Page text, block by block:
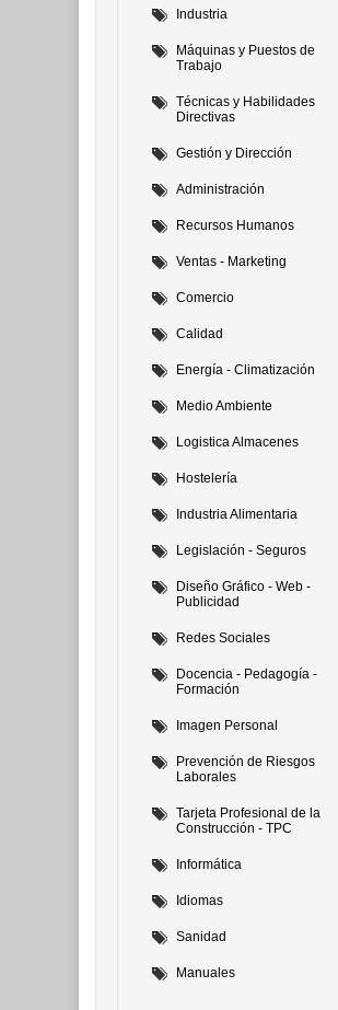
Industria
Máquinas y Puestos de
Trabajo
Técnicas y Habilidades
Directivas
Gestión y Dirección
Administración
Recursos Humanos
Ventas - Marketing
Comercio
Calidad
Energía - Climatización
Medio Ambiente
Logistica Almacenes
Hostelería
Industria Alimentaria
Legislación - Seguros
Diseño Gráfico - Web -
Publicidad
Redes Sociales
Docencia - Pedagogía -
Formación
Imagen Personal
Prevención de Riesgos
Laborales
Tarjeta Profesional de la
Construcción - TPC
Informática
Idiomas
Sanidad
Manuales